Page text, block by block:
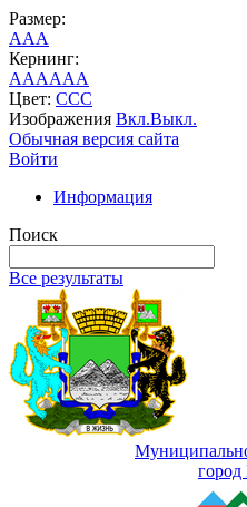
Размер:
AAA
Кернинг:
AAAAAA
Цвет: CCC
Изображения Вкл.Выкл.
Обычная версия сайта
Войти
Информация
Поиск
Все результаты
город